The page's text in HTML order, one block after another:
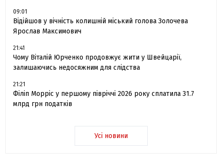
09:01
Відійшов у вічність колишній міський голова Золочева
Ярослав Максимович
21:41
Чому Віталій Юрченко продовжує жити у Швейцарії,
залишаючись недосяжним для слідства
21:21
Філіп Морріс у першому півріччі 2026 року сплатила 31.7
млрд грн податків
Усі новини